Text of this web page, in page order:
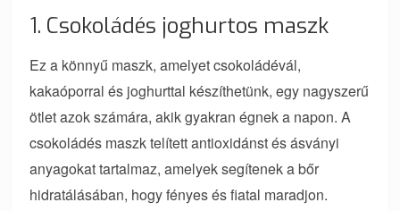
1. Csokoládés joghurtos maszk
Ez a könnyű maszk, amelyet csokoládévál,
kakaóporral és joghurttal készíthetünk, egy nagyszerű
ötlet azok számára, akik gyakran égnek a napon. A
csokoládés maszk telített antioxidánst és ásványi
anyagokat tartalmaz, amelyek segítenek a bőr
hidratálásában, hogy fényes és fiatal maradjon.